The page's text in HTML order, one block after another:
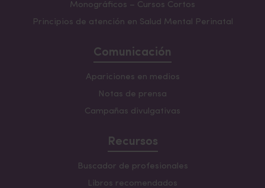
Monográficos – Cursos Cortos
Principios de atención en Salud Mental Perinatal
Comunicación
Apariciones en medios
Notas de prensa
Campañas divulgativas
Recursos
Buscador de profesionales
Libros recomendados